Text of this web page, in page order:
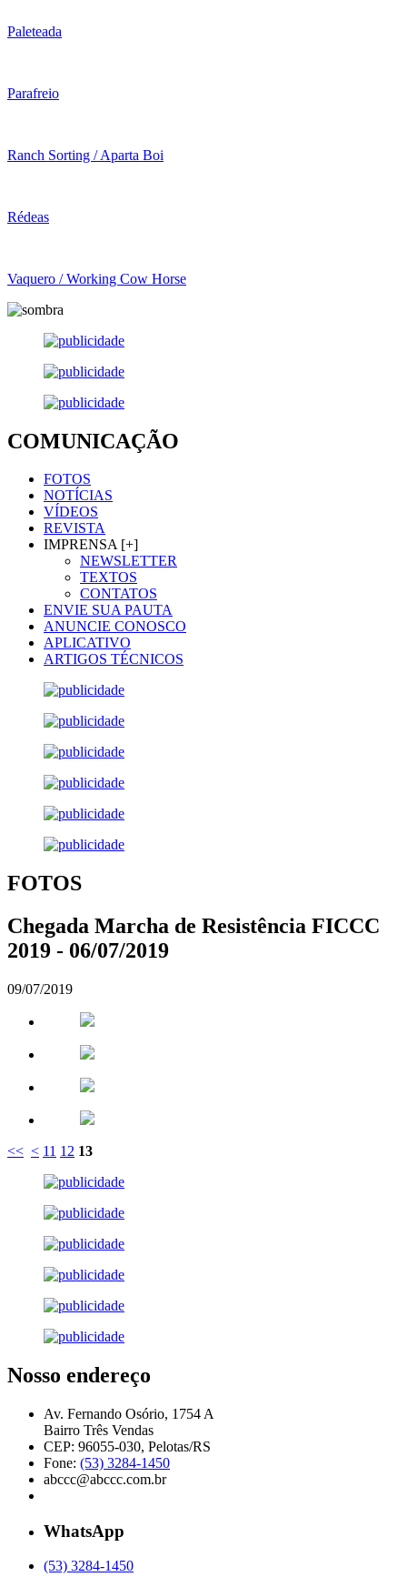
Paleteada
Parafreio
Ranch Sorting / Aparta Boi
Rédeas
Vaquero / Working Cow Horse
COMUNICAÇÃO
FOTOS
NOTÍCIAS
VÍDEOS
REVISTA
IMPRENSA [+]
NEWSLETTER
TEXTOS
CONTATOS
ENVIE SUA PAUTA
ANUNCIE CONOSCO
APLICATIVO
ARTIGOS TÉCNICOS
FOTOS
Chegada Marcha de Resistência FICCC
2019 - 06/07/2019
09/07/2019
<< < 11 12 13
Nosso endereço
Av. Fernando Osório, 1754 A
Bairro Três Vendas
CEP: 96055-030, Pelotas/RS
Fone: (53) 3284-1450
abccc@abccc.com.br
WhatsApp
(53) 3284-1450